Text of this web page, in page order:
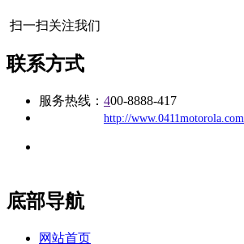
扫一扫关注我们
联系方式
服务热线： 400-8888-417
http://www.0411motorola.com
底部导航
网站首页